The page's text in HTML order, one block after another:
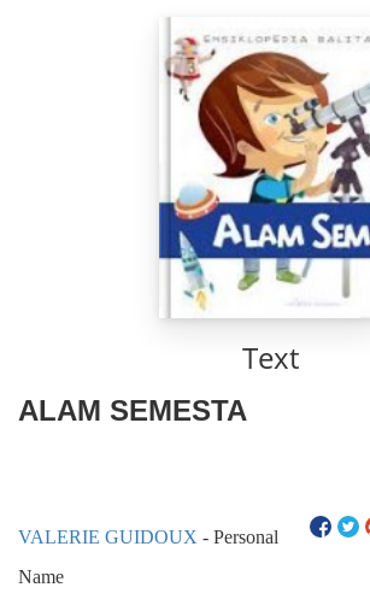
Text
ALAM SEMESTA
VALERIE GUIDOUX - Personal
Name